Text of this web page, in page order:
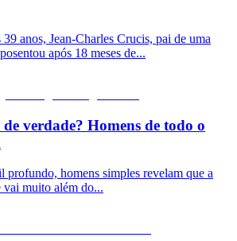
anos, Jean-Charles Crucis, pai de uma
após 18 meses de...
verdade? Homens de todo o
profundo, homens simples revelam que a
vai muito além do...